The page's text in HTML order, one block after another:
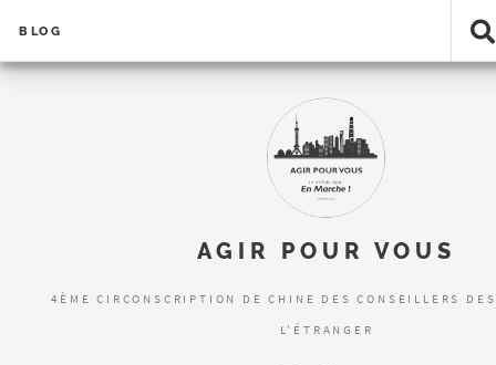
BLOG
AGIR POUR VOUS
4ÈME CIRCONSCRIPTION DE CHINE DES CONSEILLERS
L'ÉTRANGER